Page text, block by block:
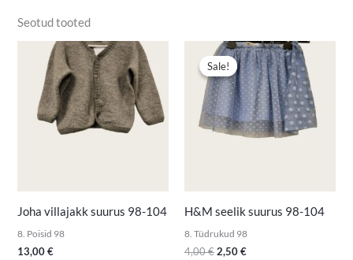
Seotud tooted
Joha villajakk suurus 98-104
8. Poisid 98
13,00€
Sale!
Sale!
H&M seelik suurus 98-104
8. Tüdrukud 98
4,00€
Algne
hind
oli:
4,00 €.
2,50€
Praegune
hind
on:
2,50 €.